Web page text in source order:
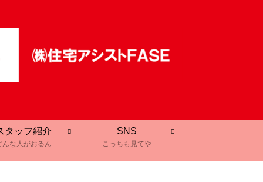
タッフ紹介
んな人がおるん
SNS
こっちも見てや